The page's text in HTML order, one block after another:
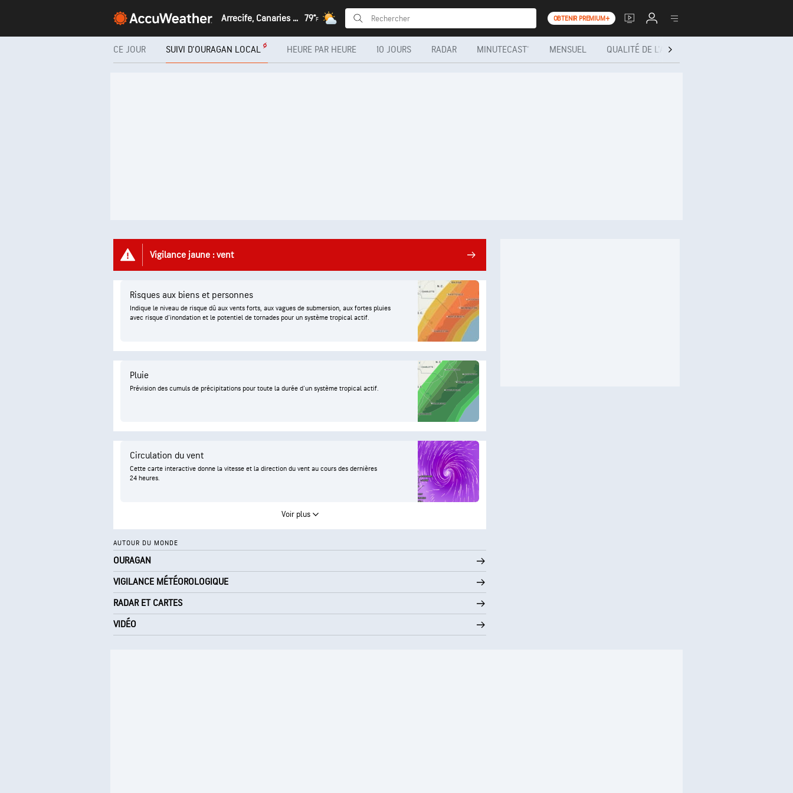
Arrecife, Canaries (Îles) 79°F OBTENIR PREMIUM+
CE JOUR SUIVI D'OURAGAN LOCAL HEURE PAR HEURE 10 JOURS RADAR MINUTECAST® MENSUEL QUALITÉ DE L'AIR
Vigilance jaune : vent
Risques aux biens et personnes
Indique le niveau de risque dû aux vents forts, aux vagues de submersion, aux fortes pluies
avec risque d'inondation et le potentiel de tornades pour un système tropical actif.
Pluie
Prévision des cumuls de précipitations pour toute la durée d'un système tropical actif.
Circulation du vent
Cette carte interactive donne la vitesse et la direction du vent au cours des dernières
24 heures.
Voir plus
AUTOUR DU MONDE
OURAGAN
VIGILANCE MÉTÉOROLOGIQUE
RADAR ET CARTES
VIDÉO